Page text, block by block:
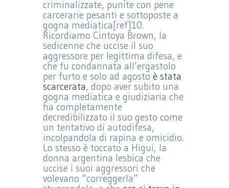
criminalizzate, punite con pene
carcerarie pesanti e sottoposte a
gogna mediatica[ref]10.
Ricordiamo Cintoya Brown, la
sedicenne che uccise il suo
aggressore per legittima difesa, e
che fu condannata all’ergastolo
per furto e solo ad agosto è stata
scarcerata, dopo aver subito una
gogna mediatica e giudiziaria che
ha completamente
decredibilizzato il suo gesto come
un tentativo di autodifesa,
incolpandola di rapina e omicidio.
Lo stesso è toccato a Higui, la
donna argentina lesbica che
uccise i suoi aggressori che
volevano “correggerla”